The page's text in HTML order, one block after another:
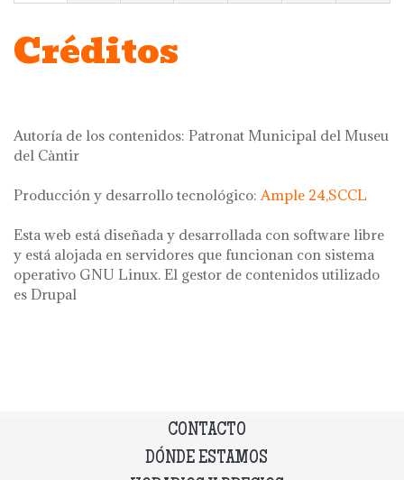
Créditos
Autoría de los contenidos: Patronat Municipal del Museu
del Càntir
Producción y desarrollo tecnológico: Ample 24,SCCL
Esta web está diseñada y desarrollada con software libre
y está alojada en servidores que funcionan con sistema
operativo GNU Linux. El gestor de contenidos utilizado
es Drupal
CONTACTO
DÓNDE ESTAMOS